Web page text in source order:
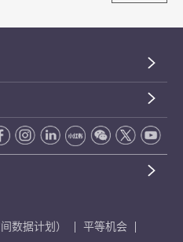
数据计划）
平等机会